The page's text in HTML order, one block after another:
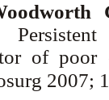
of poor
2007;